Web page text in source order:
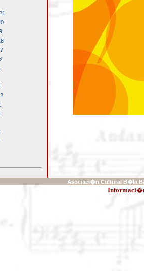
Asociaci�n Cultural B�la